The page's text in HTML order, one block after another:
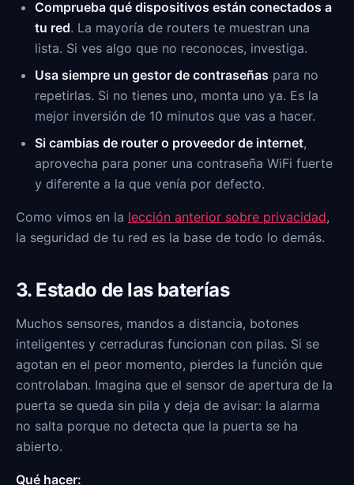
Comprueba qué dispositivos están conectados a
tu red. La mayoría de routers te muestran una
lista. Si ves algo que no reconoces, investiga.
Usa siempre un gestor de contraseñas para no
repetirlas. Si no tienes uno, monta uno ya. Es la
mejor inversión de 10 minutos que vas a hacer.
Si cambias de router o proveedor de internet,
aprovecha para poner una contraseña WiFi fuerte
y diferente a la que venía por defecto.
Como vimos en la lección anterior sobre privacidad,
la seguridad de tu red es la base de todo lo demás.
3. Estado de las baterías
Muchos sensores, mandos a distancia, botones
inteligentes y cerraduras funcionan con pilas. Si se
agotan en el peor momento, pierdes la función que
controlaban. Imagina que el sensor de apertura de la
puerta se queda sin pila y deja de avisar: la alarma
no salta porque no detecta que la puerta se ha
abierto.
Qué hacer: